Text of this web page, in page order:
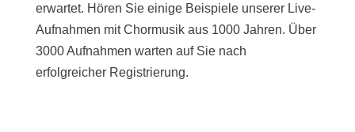
erwartet. Hören Sie einige Beispiele unserer Live-
Aufnahmen mit Chormusik aus 1000 Jahren. Über
3000 Aufnahmen warten auf Sie nach
erfolgreicher Registrierung.